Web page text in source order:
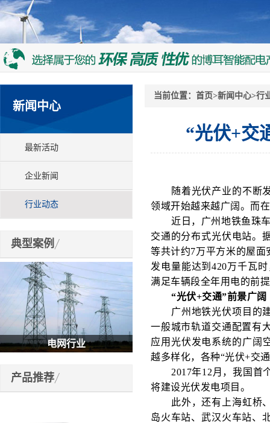
新闻中心
最新活动
企业新闻
行业动态
典型案例
电网行业
产品推荐
当前位置： 首页>新闻中心>行
“光伏+交
随着光伏产业的不断
领域开始越来越广阔。而
近日，广州地铁鱼珠
交通的分布式光伏电站。
等共计约7万平方米的屋
发电量能达到420万千瓦
满足车辆段全年用电的前
“光伏+交通”前景广阔
广州地铁光伏项目的
一般城市轨道交通配置有
应用光伏发电系统的广阔
越多样化，各种“光伏+交
2017年12月，我国首
将建设光伏发电项目。
此外，还有上海虹桥
岛火车站、武汉火车站、